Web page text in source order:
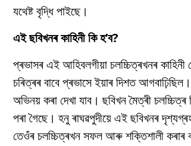
যথেষ্ট বৃদ্ধি পাইছে।
এই ছবিখনৰ কাহিনী কি হ’ব?
প্ৰভাসৰ এই আহিবলগীয়া চলচ্চিত্ৰখনৰ
চৰিত্ৰৰ বাবে প্ৰভাসে ইয়াৰ দিশত
অভিনয় কৰা দেখা যাব। ছবিখন মৈত্ৰী চলচ্চিত্ৰ
পৰা গৈছে। হনু ৰাঘৱপুদীয়ে এই ছবিখনৰ
তেওঁৰ চলচ্চিত্ৰখন সফল আৰু শক্তিশালী কৰাৰ